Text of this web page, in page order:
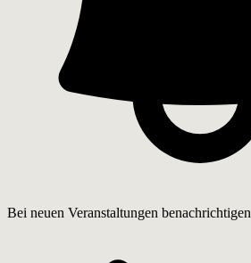
Bei neuen Veranstaltungen benachrichtigen